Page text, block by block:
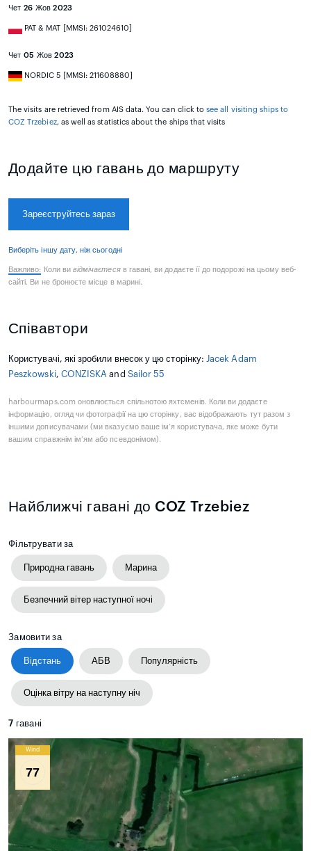
Чет 26 Жов 2023
PAT & MAT [MMSI: 261024610]
Чет 05 Жов 2023
NORDIC 5 [MMSI: 211608880]
The visits are retrieved from AIS data. You can click tosee all visiting ships to
COZ Trzebiez, as well as statistics about the ships that visits
Додайте цю гавань до маршруту
Зареєструйтесь зараз
Виберіть іншу дату, ніж сьогодні
Важливо: Коли ви відмічаєтесяв гавані, ви додаєте її до подорожі на цьому веб-
сайті. Ви не бронюєте місце в марині.
Співавтори
Користувачі, які зробили внесок у цю сторінку: Jacek Adam
Peszkowski, CONZISKA and Sailor 55
harbourmaps.com оновлюється спільнотою яхтсменів. Коли ви додаєте
інформацію, огляд чи фотографії на цю сторінку, вас відображають тут разом з
іншими дописувачами (ми вказуємо ваше ім’я користувача, яке може бути
вашим справжнім ім’ям або псевдонімом).
Найближчі гавані до COZ Trzebiez
Фільтрувати за
Природна гавань Марина
Безпечний вітер наступної ночі
Замовити за
Відстань АБВ Популярність
Оцінка вітру на наступну ніч
7 гавані
Wind
77